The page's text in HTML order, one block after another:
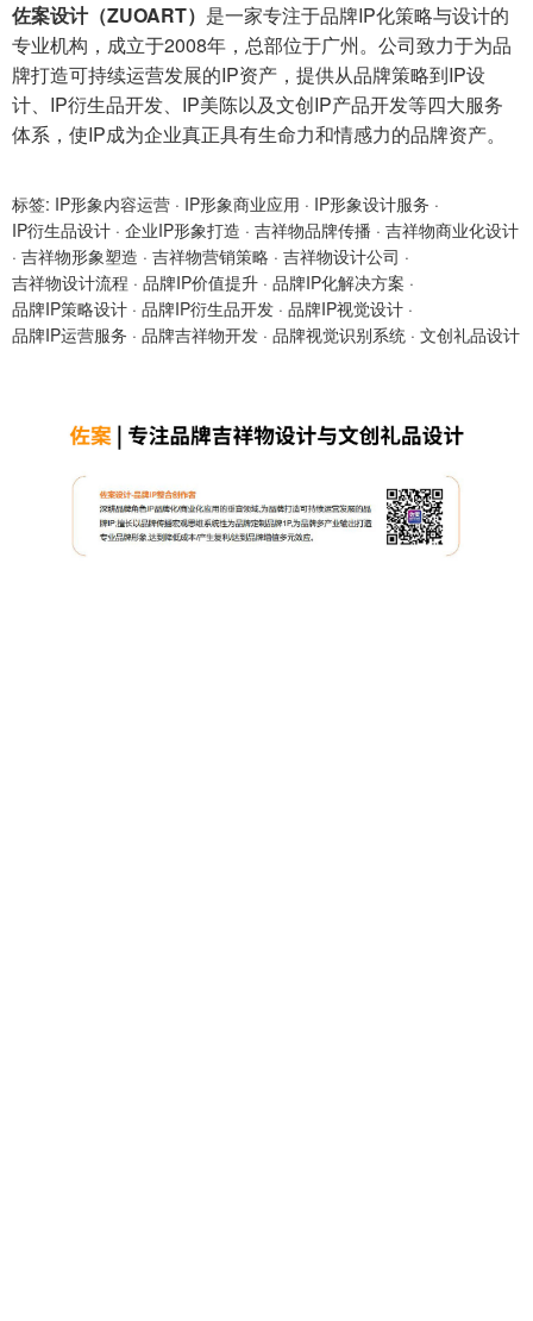
佐案设计（ZUOART） 是一家专注于品牌IP化策略与设计的
专业机构，成立于2008年，总部位于广州。公司致力于为品
牌打造可持续运营发展的IP资产，提供从品牌策略到IP设
计、IP衍生品开发、IP美陈以及文创IP产品开发等四大服务
体系，使IP成为企业真正具有生命力和情感力的品牌资产。
标签: IP形象内容运营 · IP形象商业应用 · IP形象设计服务 ·
IP衍生品设计 · 企业IP形象打造 · 吉祥物品牌传播 · 吉祥物商业化设计
· 吉祥物形象塑造 · 吉祥物营销策略 · 吉祥物设计公司 ·
吉祥物设计流程 · 品牌IP价值提升 · 品牌IP化解决方案 ·
品牌IP策略设计 · 品牌IP衍生品开发 · 品牌IP视觉设计 ·
品牌IP运营服务 · 品牌吉祥物开发 · 品牌视觉识别系统 · 文创礼品设计